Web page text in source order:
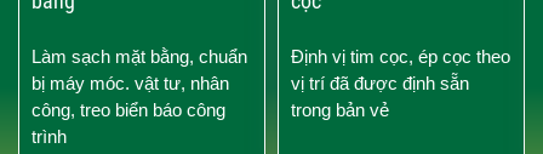
Làm sạch mặt bằng, chuẩn
bị máy móc. vật tư, nhân
công, treo biển báo công
trình
Định vị tim cọc, ép cọc theo
vị trí đã được định sẵn
trong bản vẻ